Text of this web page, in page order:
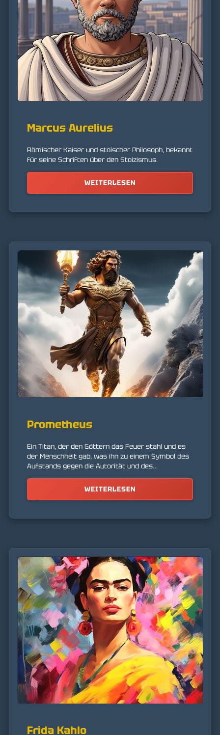
Marcus Aurelius
Römischer Kaiser und stoischer Philosoph, bekannt
für seine Schriften über den Stoizismus.
WEITERLESEN
Prometheus
Ein Titan, der den Göttern das Feuer stahl und es
der Menschheit gab, was ihn zu einem Symbol des
Aufstands gegen die Autorität und des
WEITERLESEN
Frida Kahlo